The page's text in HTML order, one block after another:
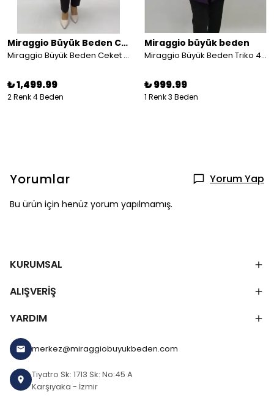
Miraggio Büyük Beden Ceket
Miraggio Büyük Beden Ceket 4677
₺ 1,499.99
2 Renk 4 Beden
Miraggio büyük beden
Miraggio Büyük Beden Triko 4000 MOR
₺ 999.99
1 Renk 3 Beden
Yorumlar Yorum Yap
Bu ürün için henüz yorum yapılmamış.
KURUMSAL
ALIŞVERİŞ
YARDIM
merkez@miraggiobuyukbeden.com
Tiyatro Sk: 1713 Sk: No:45 A
Karşıyaka - İzmir